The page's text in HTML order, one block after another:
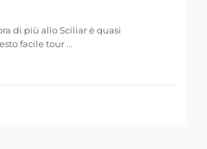
di più allo Sciliar è quasi
facile tour ...